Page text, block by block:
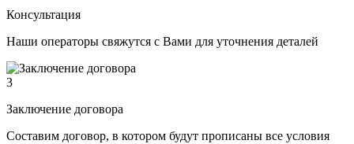
Консультация
Наши операторы свяжутся с Вами для уточнения деталей
3
Заключение договора
Составим договор, в котором будут прописаны все условия